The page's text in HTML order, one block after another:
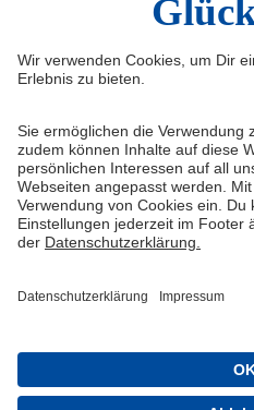
Service & Kontakt
Erklärung zur Barrierefreiheit
Medienportal
Datenschutz
Haftungsausschluss